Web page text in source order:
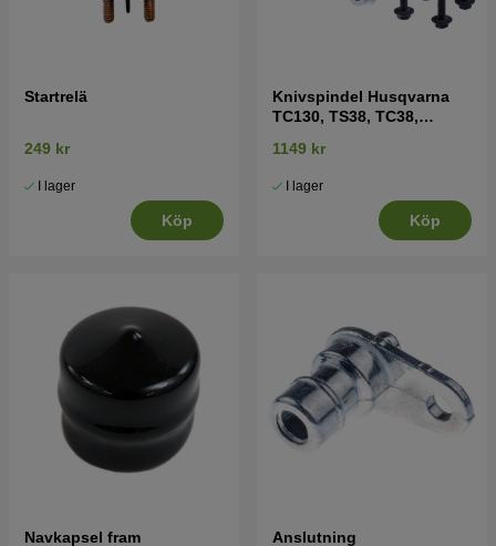
Startrelä
249 kr
I lager
Köp
Knivspindel Husqvarna
TC130, TS38, TC38,
1149 kr
I lager
Köp
Navkapsel fram Anslutning